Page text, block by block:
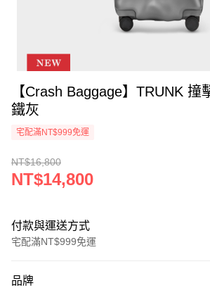
【Crash Baggage】TRUNK 撞
鐵灰
宅配滿NT$999免運
NT$16,800
NT$14,800
付款與運送方式
宅配滿NT$999免運
信用卡一次付款
品牌